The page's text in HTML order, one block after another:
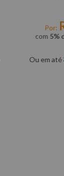
Por:
com 5%
Ou em até